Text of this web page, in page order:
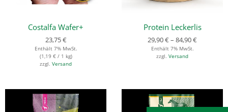
Costalfa Wafer+
23,75€
Enthält 7% MwSt.
(1,19 €/ 1 kg)
zzgl. Versand
Protein Leckerlis
29,90€ – 84,90€
Enthält 7% MwSt.
zzgl. Versand